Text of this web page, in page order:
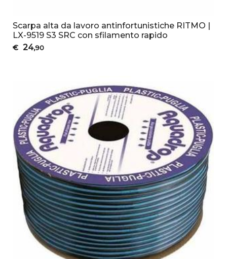
Scarpa alta da lavoro antinfortunistiche RITMO |
LX-9519 S3 SRC con sfilamento rapido
€ 24,90